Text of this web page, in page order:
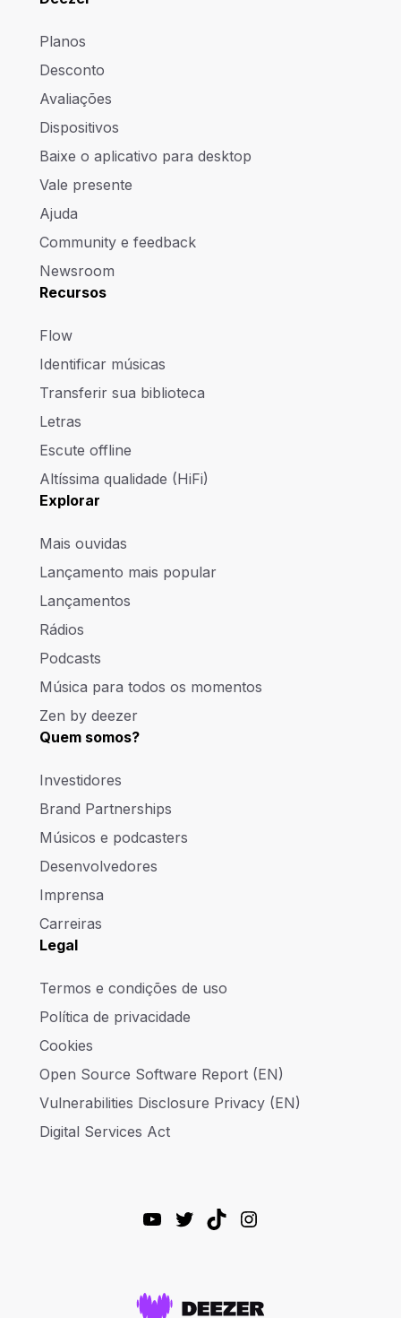
Planos
Desconto
Avaliações
Dispositivos
Baixe o aplicativo para desktop
Vale presente
Ajuda
Community e feedback
Newsroom
Recursos
Flow
Identificar músicas
Transferir sua biblioteca
Letras
Escute offline
Altíssima qualidade (HiFi)
Explorar
Mais ouvidas
Lançamento mais popular
Lançamentos
Rádios
Podcasts
Música para todos os momentos
Zen by deezer
Quem somos?
Investidores
Brand Partnerships
Músicos e podcasters
Desenvolvedores
Imprensa
Carreiras
Legal
Termos e condições de uso
Política de privacidade
Cookies
Open Source Software Report (EN)
Vulnerabilities Disclosure Privacy (EN)
Digital Services Act
YouTube
Twitter
TikTokInstagram